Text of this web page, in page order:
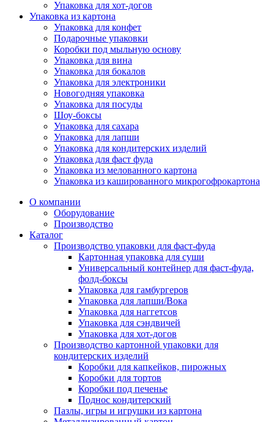
Упаковка для хот-догов
Упаковка из картона
Упаковка для конфет
Подарочные упаковки
Коробки под мыльную основу
Упаковка для вина
Упаковка для бокалов
Упаковка для электроники
Новогодняя упаковка
Упаковка для посуды
Шоу-боксы
Упаковка для сахара
Упаковка для лапши
Упаковка для кондитерских изделий
Упаковка для фаст фуда
Упаковка из мелованного картона
Упаковка из кашированного микрогофрокартона
О компании
Оборудование
Производство
Каталог
Производство упаковки для фаст-фуда
Картонная упаковка для суши
Универсальный контейнер для фаст-фуда,
фолд-боксы
Упаковка для гамбургеров
Упаковка для лапши/Вока
Упаковка для наггетсов
Упаковка для сэндвичей
Упаковка для хот-догов
Производство картонной упаковки для
кондитерских изделий
Коробки для капкейков, пирожных
Коробки для тортов
Коробки под печенье
Поднос кондитерский
Пазлы, игры и игрушки из картона